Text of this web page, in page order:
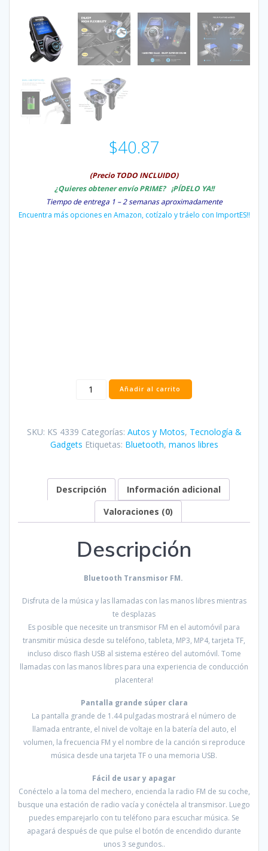
$40.87
(Precio TODO INCLUIDO)
¿Quieres obtener envío PRIME? ¡PÍDELO YA!!
Tiempo de entrega 1 – 2 semanas aproximadamente
Encuentra más opciones en Amazon, cotízalo y tráelo con ImportES!!
Bluetooth
Transmisor
Añadir al carrito
SKU: KS 4339 Categorías: Autos y Motos, Tecnología &
Gadgets Etiquetas: Bluetooth, manos libres
Descripción
Información adicional
Valoraciones (0)
Descripción
Bluetooth Transmisor FM.
Disfruta de la música y las llamadas con las manos libres mientras
te desplazas
Es posible que necesite un transmisor FM en el automóvil para
transmitir música desde su teléfono, tableta, MP3, MP4, tarjeta TF,
incluso disco flash USB al sistema estéreo del automóvil. Tome
llamadas con las manos libres para una experiencia de conducción
placentera!
Pantalla grande súper clara
La pantalla grande de 1.44 pulgadas mostrará el número de
llamada entrante, el nivel de voltaje en la batería del auto, el
volumen, la frecuencia FM y el nombre de la canción si reproduce
música desde una tarjeta TF o una memoria USB.
Fácil de usar y apagar
Conéctelo a la toma del mechero, encienda la radio FM de su coche,
busque una estación de radio vacía y conéctela al transmisor. Luego
puedes emparejarlo con tu teléfono para escuchar música. Se
apagará después de que pulse el botón de encendido durante
unos 3 segundos..